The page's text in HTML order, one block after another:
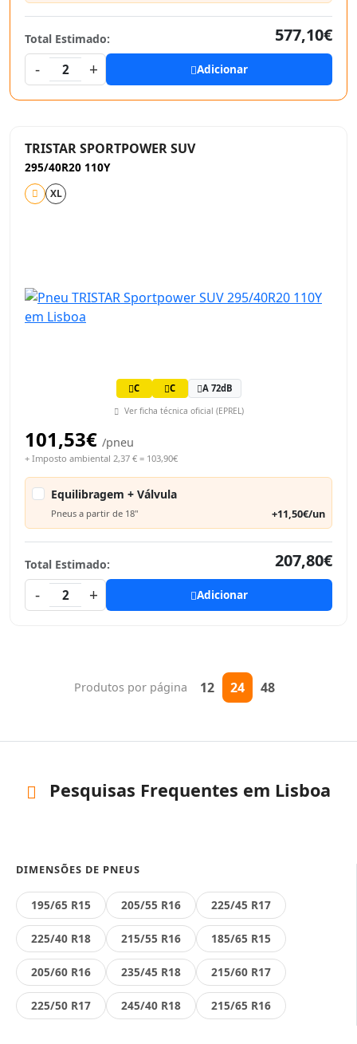
Total Estimado:
577,10€
-
2 + Adicionar
TRISTAR SPORTPOWER SUV
295/40R20 110Y
XL
C C A 72dB
Ver ficha técnica oficial (EPREL)
101,53€ /pneu
+ Imposto ambiental 2,37 € = 103,90€
Equilibragem + Válvula
Pneus a partir de 18" +11,50€/un
Total Estimado:
207,80€
-
2 + Adicionar
Produtos por página 12 24 48
Pesquisas Frequentes em Lisboa
DIMENSÕES DE PNEUS
195/65 R15 205/55 R16 225/45 R17
225/40 R18 215/55 R16 185/65 R15
205/60 R16 235/45 R18 215/60 R17
225/50 R17 245/40 R18 215/65 R16